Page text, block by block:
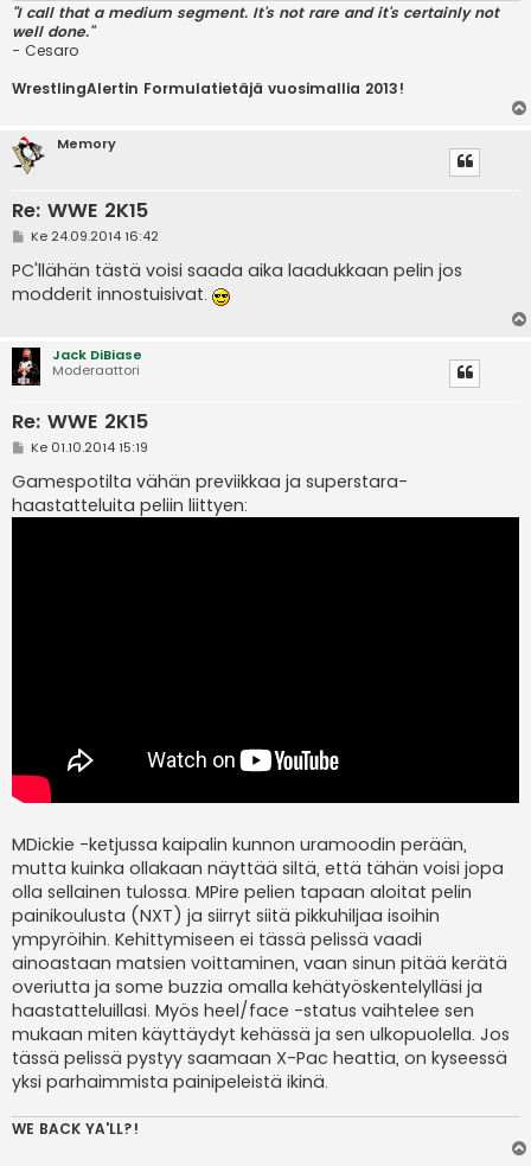
"I call that a medium segment. It's not rare and it's certainly not
well done."
- Cesaro
WrestlingAlertin Formulatietäjä vuosimallia 2013!
Memory
Re: WWE 2K15
V
e
s
t
Ke 24.09.2014 16:42
PC'llähän tästä voisi saada aika laadukkaan pelin jos
modderit innostuisivat.
Jack DiBiase
Moderaattori
Re: WWE 2K15
V
e
s
t
i
Ke 01.10.2014 15:19
Gamespotilta vähän previikkaa ja superstara-
haastatteluita peliin liittyen:
MDickie -ketjussa kaipalin kunnon uramoodin perään,
mutta kuinka ollakaan näyttää siltä, että tähän voisi jopa
olla sellainen tulossa. MPire pelien tapaan aloitat pelin
painikoulusta (NXT) ja siirryt siitä pikkuhiljaa isoihin
ympyröihin. Kehittymiseen ei tässä pelissä vaadi
ainoastaan matsien voittaminen, vaan sinun pitää kerätä
overiutta ja some buzzia omalla kehätyöskentelylläsi ja
haastatteluillasi. Myös heel/face -status vaihtelee sen
mukaan miten käyttäydyt kehässä ja sen ulkopuolella. Jos
tässä pelissä pystyy saamaan X-Pac heattia, on kyseessä
yksi parhaimmista painipeleistä ikinä.
WE BACK YA'LL?!